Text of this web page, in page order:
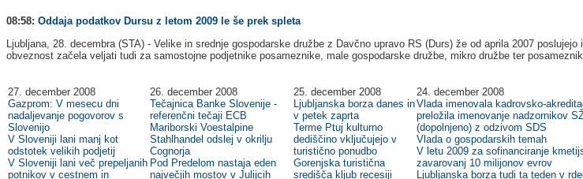
08:58: Oddaja podatkov Dursu z letom 2009 le še prek spleta
Ljubljana, 28. decembra (STA) - Velike in srednje gospodarske družbe z Davčno upravo RS (Durs) že od aprila 2007
obveznost začela veljati tudi za samostojne podjetnike posameznike, male gospodarske družbe, mikro družbe ter
27. december 2008
Gazprom: V mesecu dni
nadaljevanje pogovorov s
Slovenijo
V Sloveniji lani manj kot
odstotek velikih podjetij
V Sloveniji lani več prepeljanih
potnikov v cestnem in
26. december 2008
Tečajnica Banke Slovenije -
referenčni tečaji ECB
Mariborski Voestalpine
Stahlhandel odslej v okrilju
Cognorja
Pod Predelom nastaja eden
največjih mostov v Julijcih
25. december 2008
Ljubljanska borza danes in
v petek zaprta
Terme Ptuj kulturno
dediščino vključujejo v
turistično ponudbo
Gorenjska turistična
središča kljub recesiji
24. december 2008
Vlada imenovala kadrovsko-
preložila imenovanje nadzornikov
(dopolnjeno) z odzivom SDS
Vlada o gospodarskih temah
V letu 2009 za sofinanciranje
zavarovanj 10 milijonov evrov
Ljubljanska borza tudi ta teden v